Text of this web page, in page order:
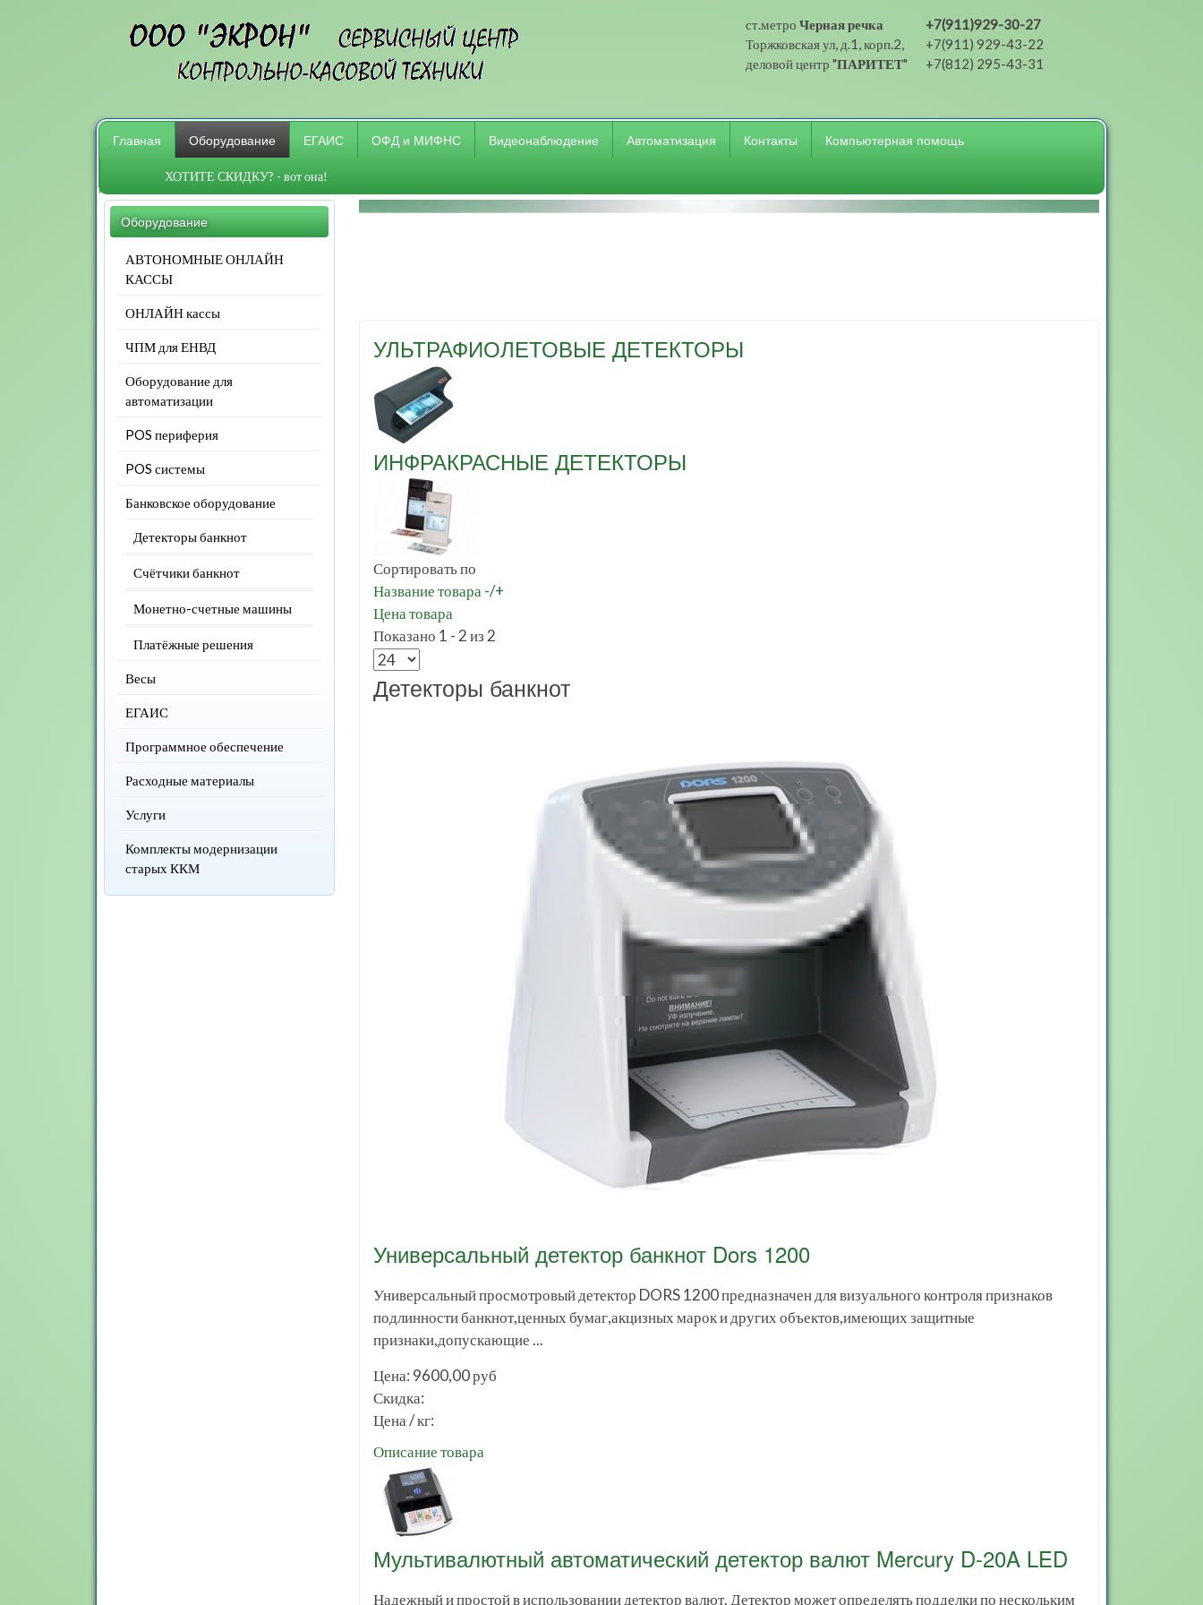
ст.метро Черная речка
Торжковская ул, д.1, корп.2,
деловой центр "ПАРИТЕТ"
+7(911)929-30-27
+7(911) 929-43-22
+7(812) 295-43-31
Главная Оборудование ЕГАИС ОФД и МИФНС Видеонаблюдение Автоматизация Контакты Компьютерная помощь
ХОТИТЕ СКИДКУ? - вот она!
Оборудование
АВТОНОМНЫЕ ОНЛАЙН
КАССЫ
ОНЛАЙН кассы
ЧПМ для ЕНВД
Оборудование для
автоматизации
POS периферия
POS системы
Банковское оборудование
Детекторы банкнот
Счётчики банкнот
Монетно-счетные машины
Платёжные решения
Весы
ЕГАИС
Программное обеспечение
Расходные материалы
Услуги
Комплекты модернизации
старых ККМ
УЛЬТРАФИОЛЕТОВЫЕ ДЕТЕКТОРЫ
ИНФРАКРАСНЫЕ ДЕТЕКТОРЫ
Сортировать по
Название товара -/+
Цена товара
Показано 1 - 2 из 2
Детекторы банкнот
Универсальный детектор банкнот Dors 1200
Универсальный просмотровый детектор DORS 1200 предназначен для визуального контроля признаков
подлинности банкнот,ценных бумаг,акцизных марок и других объектов,имеющих защитные
признаки,допускающие ...
Цена: 9600,00 руб
Скидка:
Цена / кг:
Описание товара
Мультивалютный автоматический детектор валют Mercury D-20A LED
Надежный и простой в использовании детектор валют. Детектор может определять подделки по нескольким